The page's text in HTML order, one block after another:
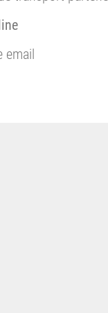
email